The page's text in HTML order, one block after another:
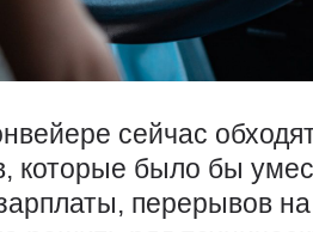
сейчас
которые было бы
перерывов